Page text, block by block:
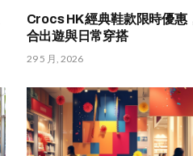
Crocs HK 經典鞋款限時優惠
合出遊與日常穿搭
29 5 月, 2026